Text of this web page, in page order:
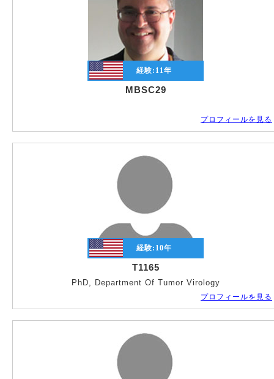
経験: 11年
MBSC29
プロフィールを見る
経験: 10年
T1165
PhD, Department Of Tumor Virology
プロフィールを見る